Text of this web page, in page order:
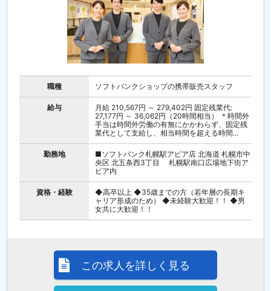
職種 ソフトバンクショップの携帯販売スタッフ
給与
月給 210,567円 ～ 279,402円 固定残業代:
27,177円 ～ 36,062円（20時間相当） ＊時間外
手当は時間外労働の有無にかかわらず、固定残
業代として支給し、相当時間を超える時間...
勤務地
■ソフトバンク札幌駅アピア店 北海道 札幌市中
央区 北五条西3丁目 札幌駅南口広場地下街ア
ピア内
資格・経験
◆高卒以上 ◆35歳までの方（若年層の長期キ
ャリア形成のため） ◆未経験大歓迎！！ ◆男
女共に大歓迎！！
この求人を詳しく見る